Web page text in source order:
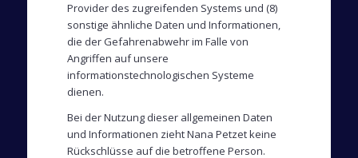
Provider des zugreifenden Systems und (8)
sonstige ähnliche Daten und Informationen,
die der Gefahrenabwehr im Falle von
Angriffen auf unsere
informationstechnologischen Systeme
dienen.
Bei der Nutzung dieser allgemeinen Daten
und Informationen zieht Nana Petzet keine
Rückschlüsse auf die betroffene Person.